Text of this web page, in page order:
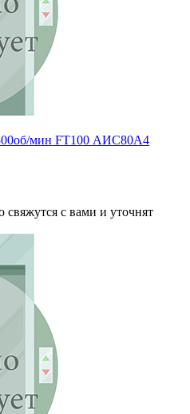
мин FT100 АИС80А4
с вами и уточнят